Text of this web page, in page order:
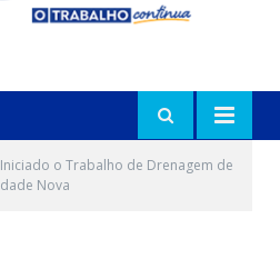
o Trabalho de Drenagem de
Nova